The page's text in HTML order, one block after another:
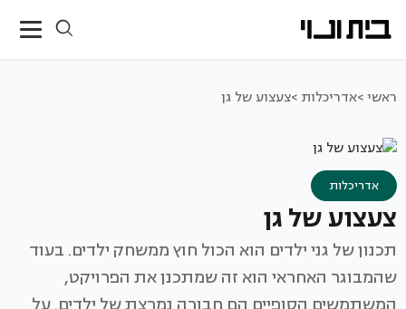
ראשי >אדריכלות >צעצוע של גן
אדריכלות
צעצוע של גן
תכנון של גני ילדים הוא הכול חוץ ממשחק ילדים. בעוד
שהמבוגר האחראי הוא זה שמתכנן את הפרויקט,